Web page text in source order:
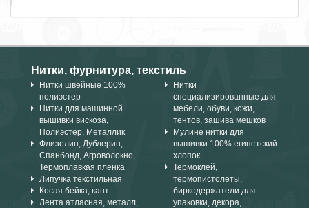
Нитки, фурнитура, текстиль
Нитки швейные 100%
полиэстер
Нитки для машинной
вышивки вискоза,
Полиэстер, Металлик
Флизелин, Дублерин,
Спанбонд, Агроволокно,
Термоплавкая пленка
Липучка текстильная
Косая бейка, кант
Лента атласная, металл,
Нитки
специализированные для
мебели, обуви, кожи,
тентов, зашива мешков
Мулине нитки для
вышивки 100% египетский
хлопок
Термоклей,
термопистолеты,
биркодержатели для
упаковки, декора,